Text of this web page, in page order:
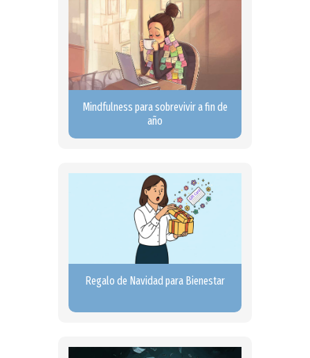
Mindfulness para sobrevivir a fin de
año
Regalo de Navidad para Bienestar